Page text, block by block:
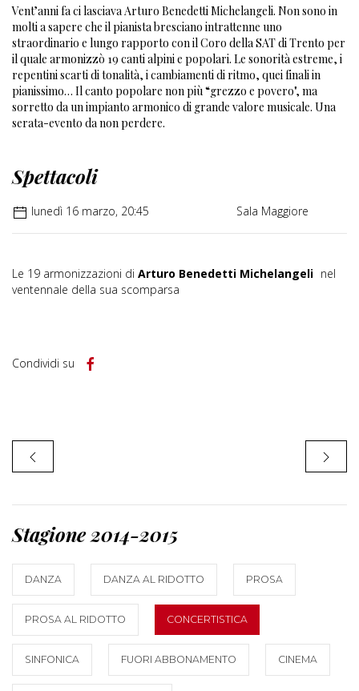
Vent’anni fa ci lasciava Arturo Benedetti Michelangeli. Non sono in
molti a sapere che il pianista bresciano intrattenne uno
straordinario e lungo rapporto con il Coro della SAT di Trento per
il quale armonizzò 19 canti alpini e popolari. Le sonorità estreme, i
repentini scarti di tonalità, i cambiamenti di ritmo, quei finali in
pianissimo… Il canto popolare non più “grezzo e povero", ma
sorretto da un impianto armonico di grande valore musicale. Una
serata-evento da non perdere.
Spettacoli
lunedì 16 marzo, 20:45 Sala Maggiore
Le 19 armonizzazioni di Arturo Benedetti Michelangeli nel
ventennale della sua scomparsa
Condividi su
Stagione 2014-2015
DANZA DANZA AL RIDOTTO PROSA
PROSA AL RIDOTTO CONCERTISTICA
SINFONICA FUORI ABBONAMENTO CINEMA